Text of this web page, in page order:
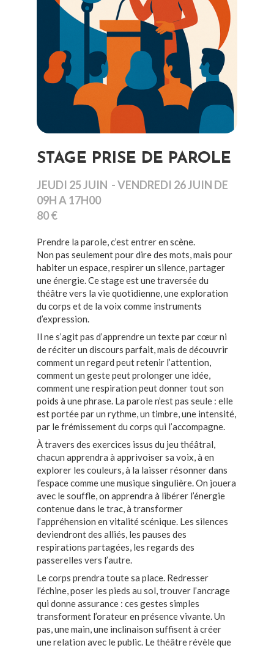
STAGE PRISE DE PAROLE
JEUDI 25 JUIN - VENDREDI 26 JUIN DE
09H A 17H00
80 €
Prendre la parole, c’est entrer en scène.
Non pas seulement pour dire des mots, mais pour
habiter un espace, respirer un silence, partager
une énergie. Ce stage est une traversée du
théâtre vers la vie quotidienne, une exploration
du corps et de la voix comme instruments
d’expression.
Il ne s’agit pas d’apprendre un texte par cœur ni
de réciter un discours parfait, mais de découvrir
comment un regard peut retenir l’attention,
comment un geste peut prolonger une idée,
comment une respiration peut donner tout son
poids à une phrase. La parole n’est pas seule : elle
est portée par un rythme, un timbre, une intensité,
par le frémissement du corps qui l’accompagne.
À travers des exercices issus du jeu théâtral,
chacun apprendra à apprivoiser sa voix, à en
explorer les couleurs, à la laisser résonner dans
l’espace comme une musique singulière. On jouera
avec le souffle, on apprendra à libérer l’énergie
contenue dans le trac, à transformer
l’appréhension en vitalité scénique. Les silences
deviendront des alliés, les pauses des
respirations partagées, les regards des
passerelles vers l’autre.
Le corps prendra toute sa place. Redresser
l’échine, poser les pieds au sol, trouver l’ancrage
qui donne assurance : ces gestes simples
transforment l’orateur en présence vivante. Un
pas, une main, une inclinaison suffisent à créer
une relation avec le public. Le théâtre révèle que